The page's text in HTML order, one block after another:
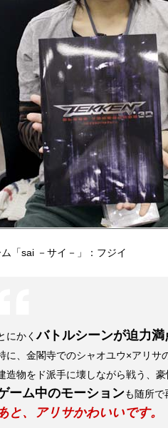
「sai －サイ－」：フジイ
にかくバトルシーンが迫力満
に、金閣寺でのシャオユウ×アリサ
造物をド派手に壊しながら戦う、豪
ーム中のモーションも随所で
と、アリサかわいいです。